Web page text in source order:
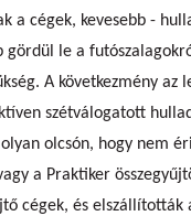
a cégek, kevesebb -
gördül le a
A következmény az
szétválogatott
olcsón, hogy nem
a Praktiker
cégek, és